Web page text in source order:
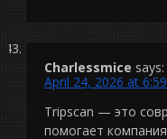
Charlessmice says:
April 24, 2026 at
Tripscan — это
помогает